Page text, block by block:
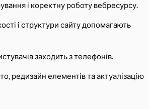
і коректну роботу вебресурсу.
і структури сайту допомагають
заходить з телефонів.
редизайн елементів та актуалізацію